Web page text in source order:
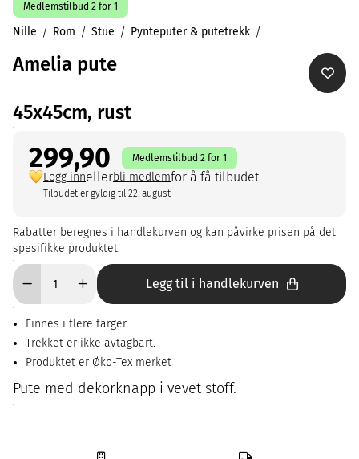
Medlemstilbud 2 for 1
Nille Rom Stue Pynteputer & putetrekk
Amelia pute
45x45cm, rust
299,90 Medlemstilbud 2 for 1
Logg innellerbli medlemfor å få tilbudet
Tilbudet er gyldig til 22. august
Rabatter beregnes i handlekurven og kan påvirke prisen på det
spesifikke produktet.
Legg til i handlekurven
Finnes i flere farger
Trekket er ikke avtagbart.
Produktet er Øko-Tex merket
Pute med dekorknapp i vevet stoff.